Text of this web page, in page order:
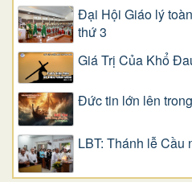
Đại Hội Giáo lý
thứ 3
Giá Trị Của Khổ
Đức tin lớn lên
LBT: Thánh lễ Cầu